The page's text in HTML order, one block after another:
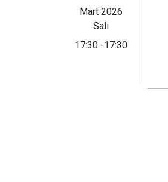
Mart 2026
Salı
17:30 -17:30